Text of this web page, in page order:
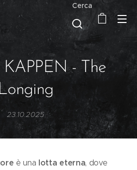
Cerca
- The
23.10.2025
è una lotta eterna, dove